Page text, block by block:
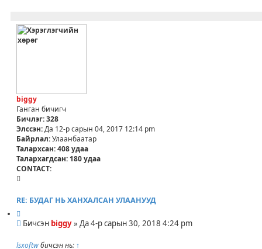
biggy
Ганган бичигч
Бичлэг:328
Элссэн:Да 12-р сарын 04, 2017 12:14 pm
Байрлал:Улаанбаатар
Талархсан:408 удаа
Талархагдсан: 180 удаа
CONTACT:
N
C
RE: БУДАГ НЬ ХАНХАЛСАН УЛААНУУД
ш
э
Б
ч
Бичсэн biggy» Да 4-р сарын 30, 2018 4:24 pm
lsxoftwбичсэн нь: ↑